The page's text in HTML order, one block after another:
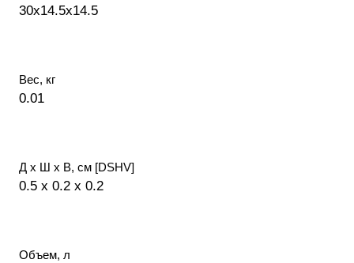
30х14.5х14.5
Вес, кг
0.01
Д х Ш х В, см [DSHV]
0.5 x 0.2 x 0.2
Объем, л